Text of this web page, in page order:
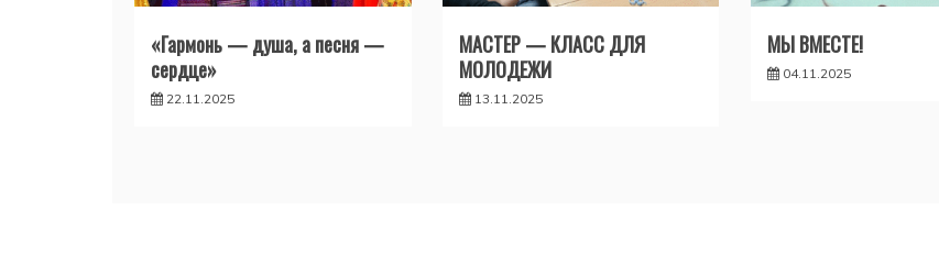
«Гармонь — душа, а песня —
сердце»
22.11.2025
МАСТЕР — КЛАСС ДЛЯ
МОЛОДЕЖИ
13.11.2025
МЫ ВМЕСТЕ!
04.11.2025